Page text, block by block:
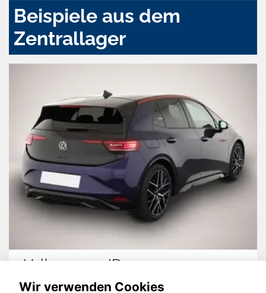
Beispiele aus dem
Zentrallager
Volkswagen ID.3
Wir verwenden Cookies